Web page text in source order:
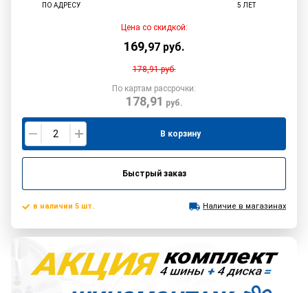
ПО АДРЕСУ
5 ЛЕТ
Цена со скидкой:
169,97 руб.
178,91руб.
По картам рассрочки:
178,91 руб.
В корзину
Быстрый заказ
в наличии 5 шт. Наличие в магазинах